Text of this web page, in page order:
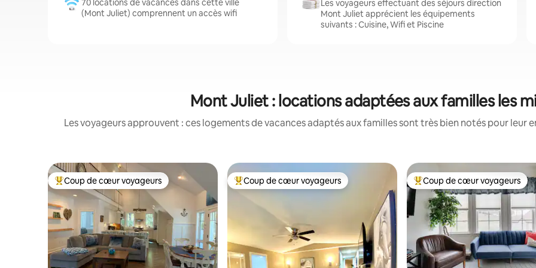
70 locations de vacances dans cette ville
(Mont Juliet) comprennent un accès wifi
Les voyageurs effectuant des séjours direction
Mont Juliet apprécient les équipements
suivants : Cuisine, Wifi et Piscine
Mont Juliet : locations adaptées aux familles les
Les voyageurs approuvent : ces logements de vacances adaptés aux familles sont très bien notés pour
Coups de cœur voyageurs les plus appréciés
Coup de cœur voyageurs Coups de cœur voyageurs les plus appréciés
Coup de cœur voyageurs Coups de cœur voyageurs les
Coup de cœur voyageurs